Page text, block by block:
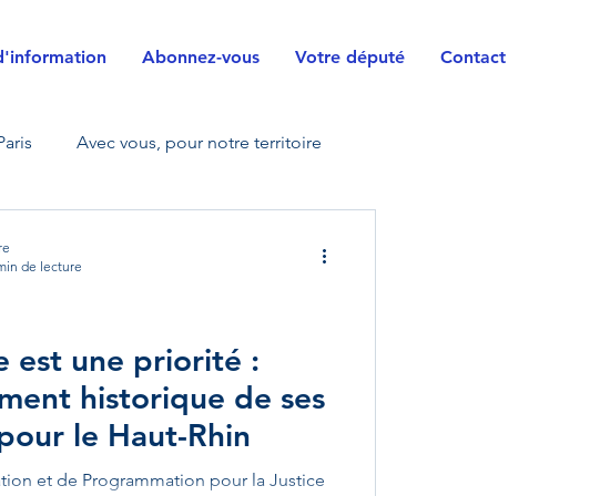
Abonnez-vous Votre député Contact
Avec vous, pour notre territoire
Visite de terrain Questions
est une priorité :
historique de ses
le Haut-Rhin
et de Programmation pour la Justice
de lecture